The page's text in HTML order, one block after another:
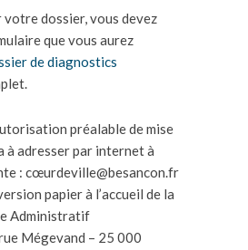
dossier, vous devez
que vous aurez
de diagnostics
préalable de mise
à adresser par internet à
: cœurdeville@besancon.fr
papier à l’accueil de la
Administratif
Mégevand – 25 000